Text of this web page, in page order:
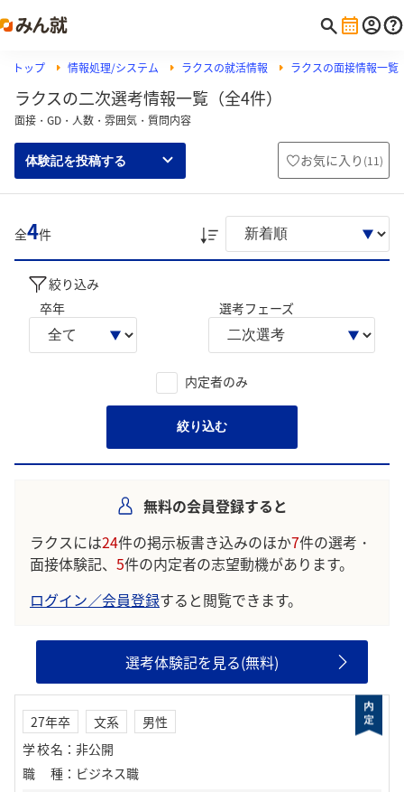
トップ 情報処理/システム ラクスの就活情報 ラクスの面接情報一覧
ラクスの二次選考情報一覧（全4件）
面接・GD・人数・雰囲気・質問内容
体験記を投稿する お気に入り (11)
全4件
絞り込み
卒年
選考フェーズ
内定者のみ
絞り込む
無料の会員登録すると
ラクスには24件の掲示板書き込みのほか7件の選考・
面接体験記、 5件の内定者の志望動機があります。
ログイン／会員登録すると閲覧できます。
選考体験記を見る(無料)
27年卒 文系
男性
学校名 ： 非公開
職種 ： ビジネス職